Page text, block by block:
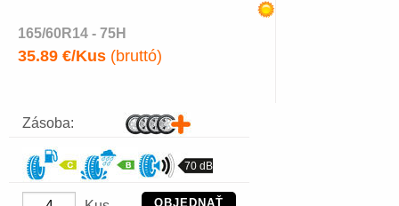
165/60R14 - 75H
35.89 €/Kus (bruttó)
Zásoba:
70 dB
OBJEDNAŤ